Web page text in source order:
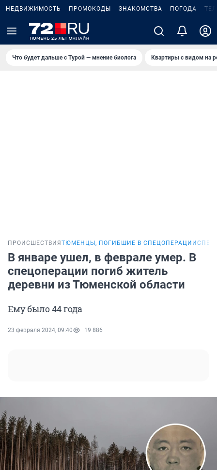
НЕДВИЖИМОСТЬ ПРОМОКОДЫ ЗНАКОМСТВА ПОГОДА
Что будет дальше с Турой — мнение биолога Квартиры с видом на
ПРОИСШЕСТВИЯ ТЮМЕНЦЫ, ПОГИБШИЕ В СПЕЦОПЕРАЦИИ
В январе ушел, в феврале умер. В
спецоперации погиб житель
деревни из Тюменской области
Ему было 44 года
23 февраля 2024, 09:40 19 886